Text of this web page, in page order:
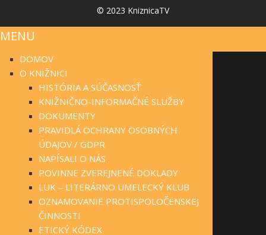
© 2023 KniznicaTV
MENU
DOMOV
O KNIŽNICI
HISTÓRIA A SÚČASNOSŤ
KNIŽNIČNO-INFORMAČNÉ SLUŽBY
DOKUMENTY
PRAVIDLÁ OCHRANY OSOBNÝCH
ÚDAJOV / GDPR
NAPÍSALI O NÁS
POVINNE ZVEREJNENÉ DOKLADY
LUK – LITERÁRNO UMELECKÝ KLUB
OZNAMOVANIE PROTISPOLOČENSKEJ
ČINNOSTI
ETICKÝ KÓDEX